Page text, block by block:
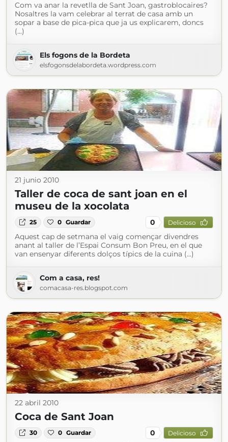
Com va anar la revetlla de Sant Joan, gastroblocaires?
Nosaltres la vam celebrar al terrat de casa amb un
sopar a base de pica-pica que ja us explicarem, doncs
(...)
Els fogons de la Bordeta
elsfogonsdelabordeta.wordpress.com
21 junio 2010
Taller de coca de sant joan en el
museu de la xocolata
25 0 Guardar 0 Delicioso
Aquest cap de setmana el vaig començar divendres
anant al taller de l’Espai Consum Bon Preu, en el que
van ensenyar diferents dolços típics de la cuina (...)
Com a casa, res!
comacasa-res.blogspot.com
22 abril 2010
Coca de Sant Joan
30 0 Guardar 0 Delicioso